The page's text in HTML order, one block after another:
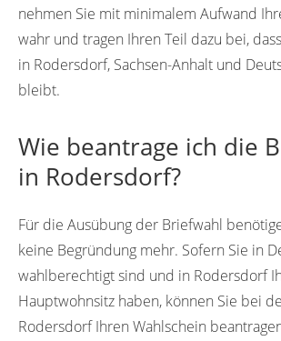
nehmen Sie mit minimalem Aufwand
wahr und tragen Ihren Teil dazu bei,
in Rodersdorf, Sachsen-Anhalt und
bleibt.
Wie beantrage ich die
in Rodersdorf?
Für die Ausübung der Briefwahl
keine Begründung mehr. Sofern Sie in
wahlberechtigt sind und in Rodersdorf
Hauptwohnsitz haben, können Sie bei
Rodersdorf Ihren Wahlschein